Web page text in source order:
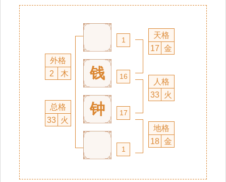
外格
2
木
总格
33 火
钱
钟
1
16
17
1
天格
17 金
人格
33 火
地格
18 金